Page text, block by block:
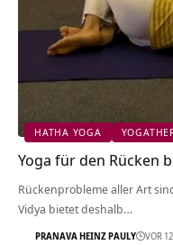
HATHA YOGA
Yoga für den Rücken
Rückenprobleme aller Art
Vidya bietet deshalb…
PRANAVA HEINZ PAULY VOR